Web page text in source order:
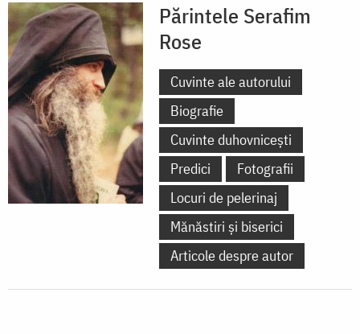
Părintele Serafim
Rose
Cuvinte ale autorului
Biografie
Cuvinte duhovnicești
Predici
Fotografii
Locuri de pelerinaj
Mănăstiri și biserici
Articole despre autor